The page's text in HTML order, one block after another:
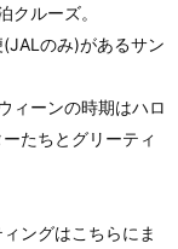
クルーズ。
のみ)があるサン
ィーンの時期はハロ
たちとグリーティ
ングはこちらにま